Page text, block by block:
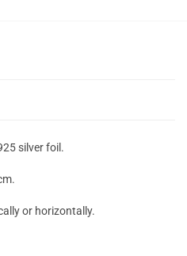
silver foil.
or horizontally.